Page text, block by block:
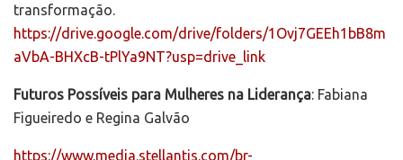
transformação.
https://drive.google.com/drive/folders/1Ovj7GEEh1bB8m
aVbA-BHXcB-tPlYa9NT?usp=drive_link
Futuros Possíveis para Mulheres na Liderança: Fabiana
Figueiredo e Regina Galvão
https://www.media.stellantis.com/br-